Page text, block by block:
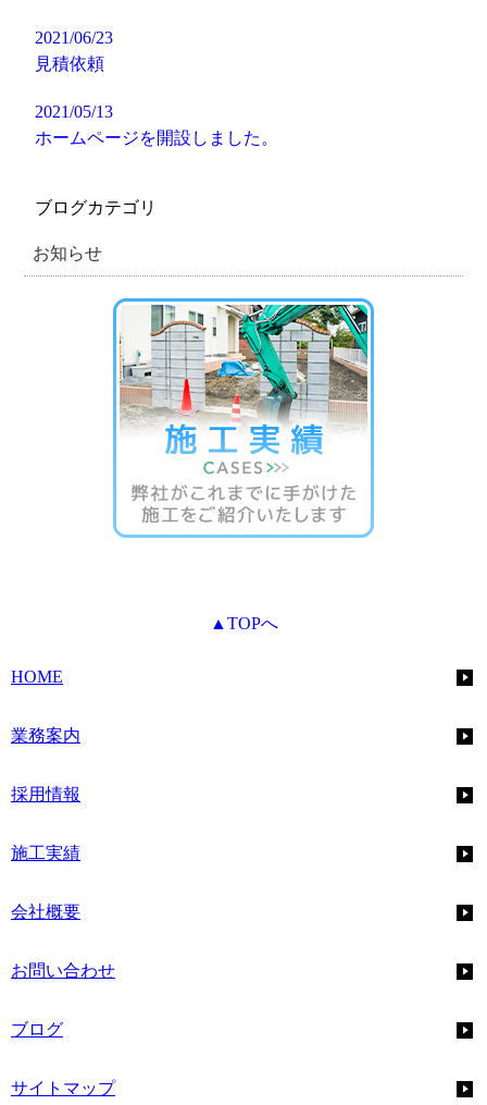
2021/06/23
見積依頼
2021/05/13
ホームページを開設しました。
ブログカテゴリ
お知らせ
▲TOPへ
HOME
業務案内
採用情報
施工実績
会社概要
お問い合わせ
ブログ
サイトマップ